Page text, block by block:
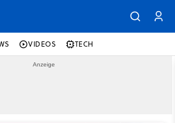
VIDEOS TECH